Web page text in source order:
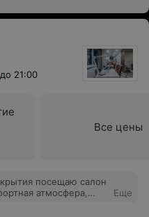
до 21:00
Все цены
посещаю салон
атмосфера,
Еще